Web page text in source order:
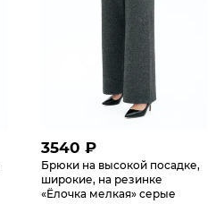
3540 ₽
Брюки на высокой посадке,
широкие, на резинке
«Ёлочка мелкая» серые